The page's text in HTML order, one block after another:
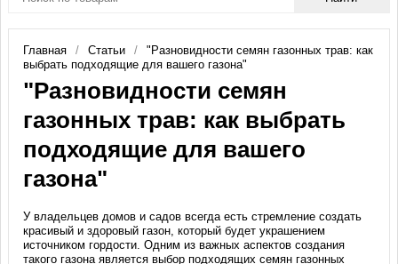
Главная Статьи
"Разновидности семян газонных трав: как
выбрать подходящие для вашего газона"
"Разновидности семян
газонных трав: как выбрать
подходящие для вашего
газона"
У владельцев домов и садов всегда есть стремление создать
красивый и здоровый газон, который будет украшением
источником гордости. Одним из важных аспектов создания
такого газона является выбор подходящих семян газонных